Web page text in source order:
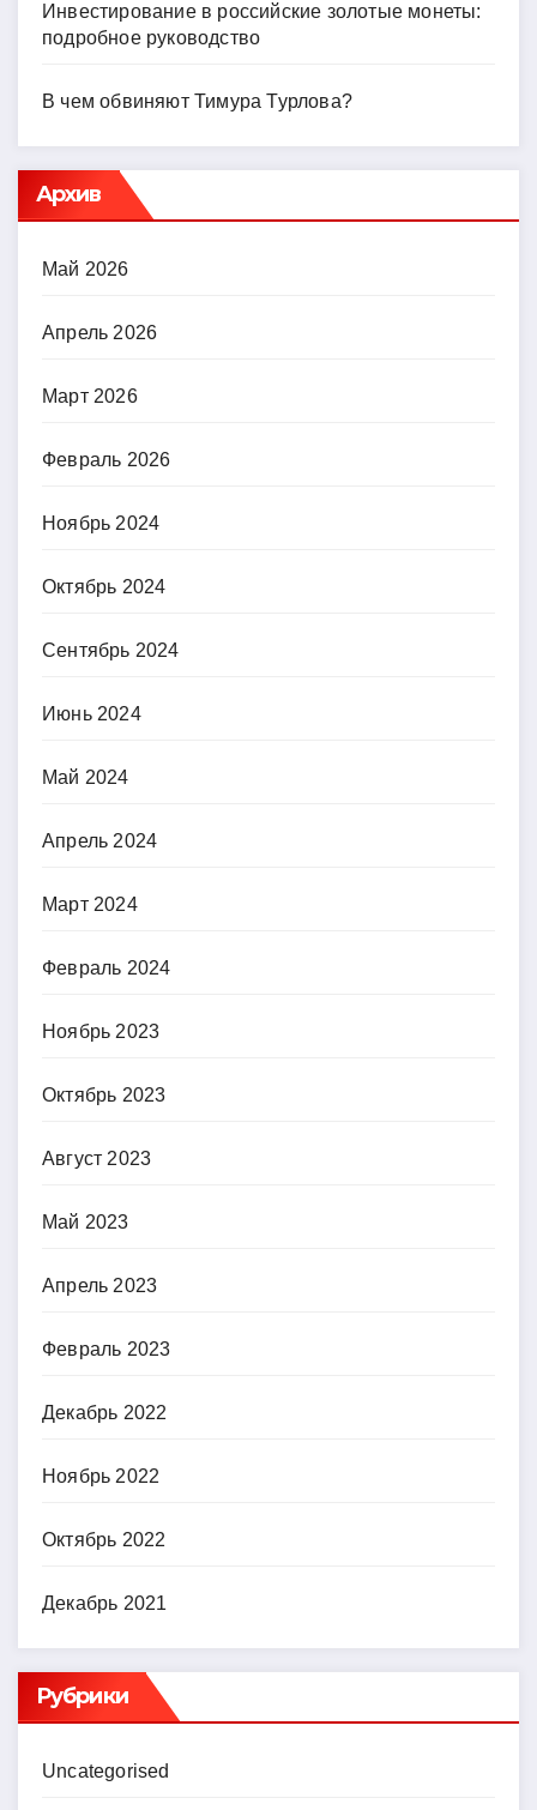
Инвестирование в российские золотые монеты:
подробное руководство
В чем обвиняют Тимура Турлова?
Архив
Май 2026
Апрель 2026
Март 2026
Февраль 2026
Ноябрь 2024
Октябрь 2024
Сентябрь 2024
Июнь 2024
Май 2024
Апрель 2024
Март 2024
Февраль 2024
Ноябрь 2023
Октябрь 2023
Август 2023
Май 2023
Апрель 2023
Февраль 2023
Декабрь 2022
Ноябрь 2022
Октябрь 2022
Декабрь 2021
Рубрики
Uncategorised